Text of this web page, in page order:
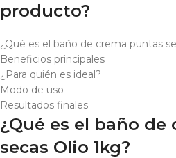
producto?
¿Qué es el baño de crema puntas
Beneficios principales
¿Para quién es ideal?
Modo de uso
Resultados finales
¿Qué es el baño
secas Olio 1kg?